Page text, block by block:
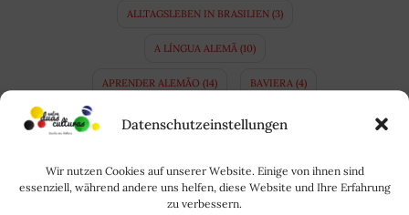
Datenschutzeinstellungen
Wir nutzen Cookies auf unserer Website. Einige von ihnen sind
essenziell, während andere uns helfen, diese Website und Ihre Erfahrung
zu verbessern.
ALLTAGSLEBEN IN BRASILIEN(3)
A LÍNGUA ALEMÃ(10)
APRENDER ALEMÃO (14) BAVIERA (4)
BAYERN BINATIONALE EHE
CASAMENTO BINACIONAL(5) COPA(8)